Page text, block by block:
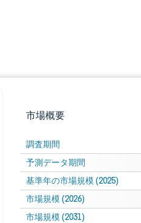
市場概要
調査期間
予測データ期間
基準年の市場規模 (2025)
市場規模 (2026)
市場規模 (2031)